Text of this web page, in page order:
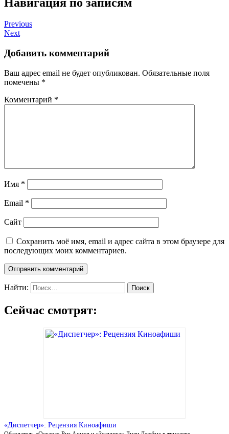
Previous
Next
Добавить комментарий
Ваш адрес email не будет опубликован. Обязательные поля
помечены *
Комментарий *
Имя *
Email *
Сайт
Сохранить моё имя, email и адрес сайта в этом браузере для
последующих моих комментариев.
Найти:
Сейчас смотрят:
«Диспетчер»: Рецензия Киноафиши